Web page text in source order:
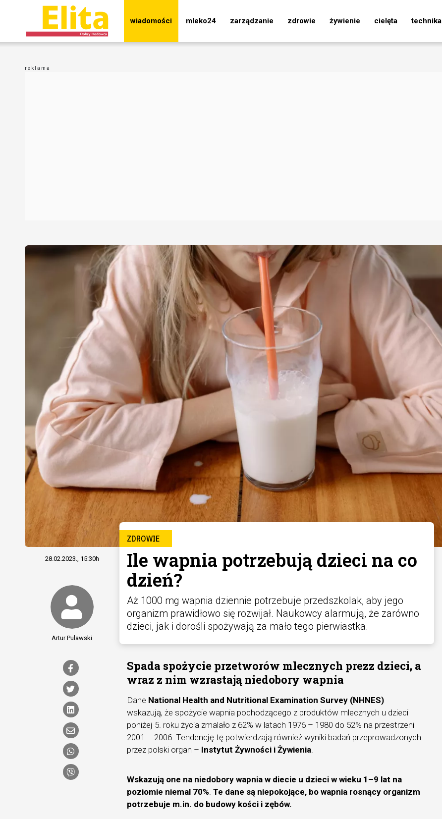
wiadomości mleko24 zarządzanie zdrowie żywienie cielęta technika
ZDROWIE
Ile wapnia potrzebują dzieci na co
dzień?
Aż 1000 mg wapnia dziennie potrzebuje przedszkolak, aby jego
organizm prawidłowo się rozwijał. Naukowcy alarmują, że zarówno
dzieci, jak i dorośli spożywają za mało tego pierwiastka.
28.02.2023., 15:30h
Artur Pulawski
Spada spożycie przetworów mlecznych prezz dzieci, a
wraz z nim wzrastają niedobory wapnia
Dane National Health and Nutritional Examination Survey (NHNES)
wskazują, że spożycie wapnia pochodzącego z produktów mlecznych u dzieci
poniżej 5. roku życia zmalało z 62% w latach 1976 – 1980 do 52% na przestrzeni
2001 – 2006. Tendencję tę potwierdzają również wyniki badań przeprowadzonych
przez polski organ – Instytut Żywności i Żywienia.
Wskazują one na niedobory wapnia w diecie u dzieci w wieku 1–9 lat na
poziomie niemal 70%.Te dane są niepokojące, bo wapnia rosnący organizm
potrzebuje m.in. do budowy kości i zębów.